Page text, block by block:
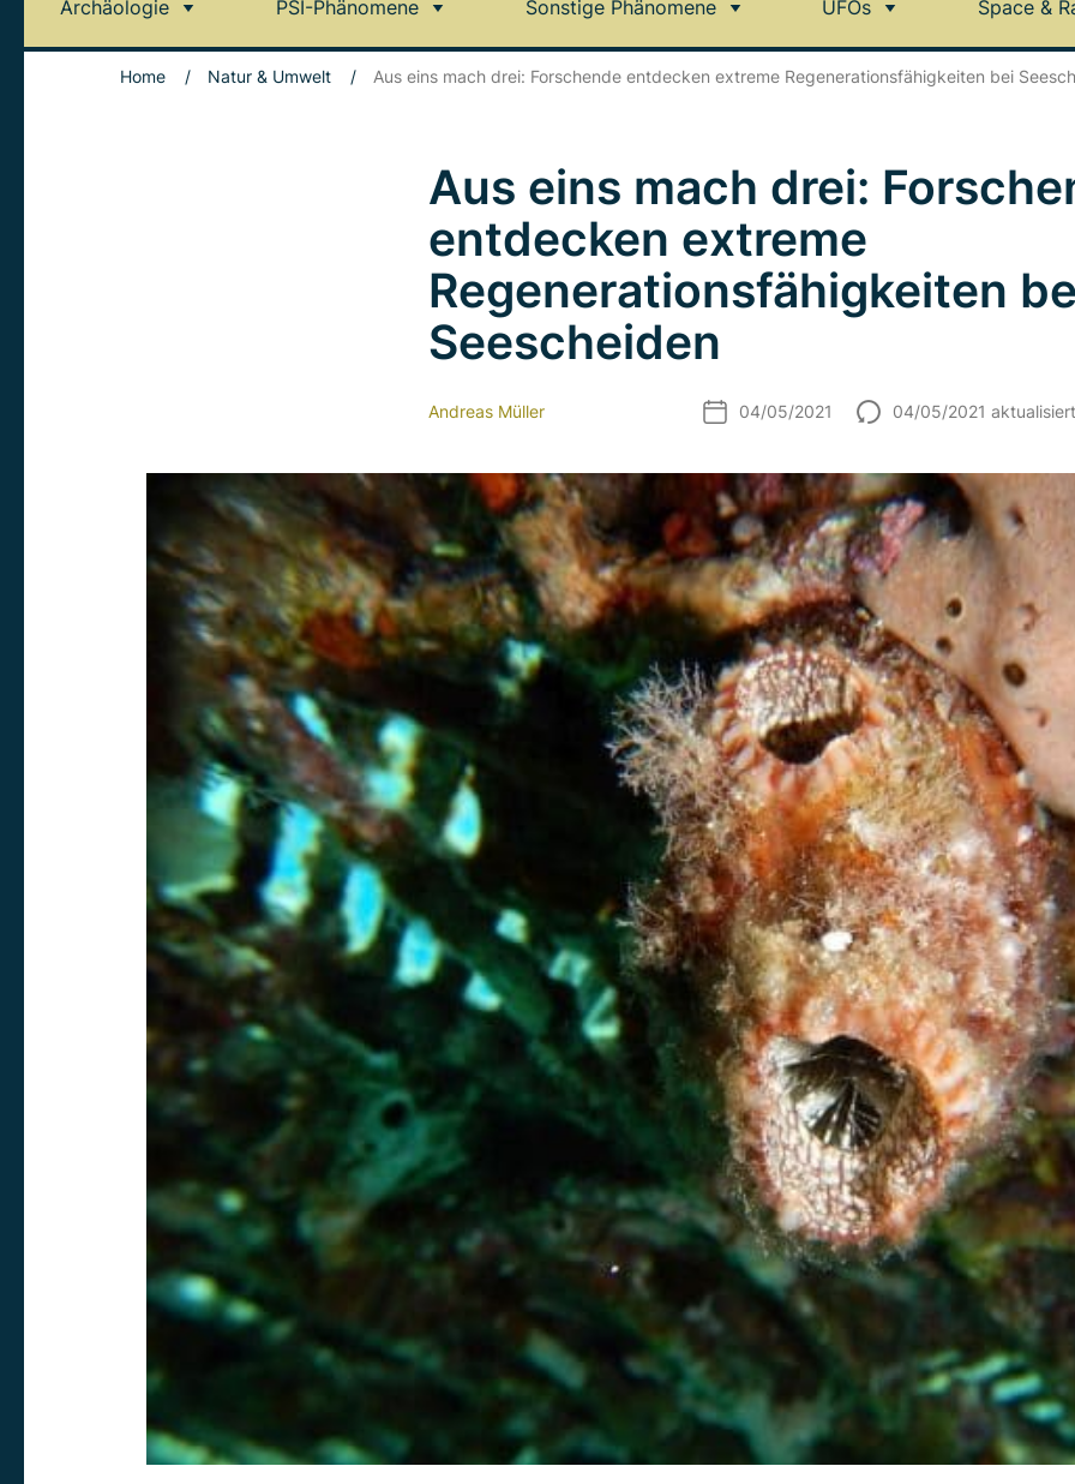
Archäologie PSI-Phänomene Sonstige Phänomene UFOs Space &
Home / Natur & Umwelt / Aus eins mach drei: Forschende entdecken extreme Regenerationsfähigkeiten bei
Aus eins mach drei:
entdecken extreme
Regenerationsfähigkeiten
Seescheiden
Andreas Müller 04/05/2021 04/05/2021 aktualisiert